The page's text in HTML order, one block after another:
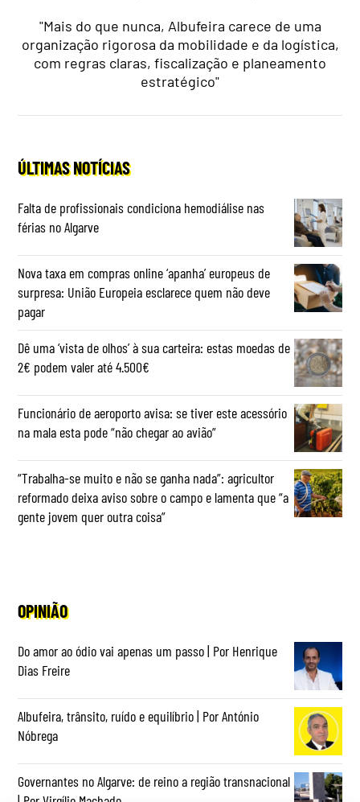
"Mais do que nunca, Albufeira carece de uma
organização rigorosa da mobilidade e da logística,
com regras claras, fiscalização e planeamento
estratégico"
ÚLTIMAS NOTÍCIAS
Falta de profissionais condiciona hemodiálise nas
férias no Algarve
Nova taxa em compras online ‘apanha’ europeus de
surpresa: União Europeia esclarece quem não deve
pagar
Dê uma ‘vista de olhos’ à sua carteira: estas moedas de
2€ podem valer até 4.500€
Funcionário de aeroporto avisa: se tiver este acessório
na mala esta pode “não chegar ao avião”
“Trabalha-se muito e não se ganha nada”: agricultor
reformado deixa aviso sobre o campo e lamenta que “a
gente jovem quer outra coisa”
OPINIÃO
Do amor ao ódio vai apenas um passo | Por Henrique
Dias Freire
Albufeira, trânsito, ruído e equilíbrio | Por António
Nóbrega
Governantes no Algarve: de reino a região transnacional